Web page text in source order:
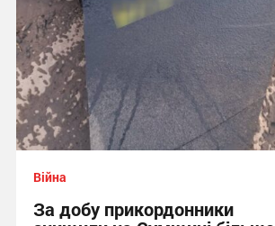
Війна
За добу прикордонники